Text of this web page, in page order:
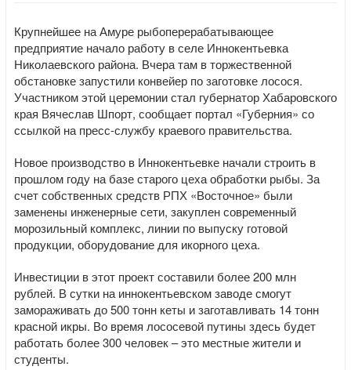
Крупнейшее на Амуре рыбоперерабатывающее
предприятие начало работу в селе Иннокентьевка
Николаевского района. Вчера там в торжественной
обстановке запустили конвейер по заготовке лосося.
Участником этой церемонии стал губернатор Хабаровского
края Вячеслав Шпорт, сообщает портал «Губерния» со
ссылкой на пресс-службу краевого правительства.
Новое производство в Иннокентьевке начали строить в
прошлом году на базе старого цеха обработки рыбы. За
счет собственных средств РПХ «Восточное» были
заменены инженерные сети, закуплен современный
морозильный комплекс, линии по выпуску готовой
продукции, оборудование для икорного цеха.
Инвестиции в этот проект составили более 200 млн
рублей. В сутки на иннокентьевском заводе смогут
замораживать до 500 тонн кеты и заготавливать 14 тонн
красной икры. Во время лососевой путины здесь будет
работать более 300 человек – это местные жители и
студенты.